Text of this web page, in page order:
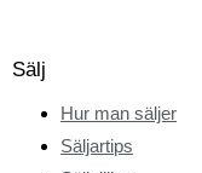
Sälj
Hur man säljer
Säljartips